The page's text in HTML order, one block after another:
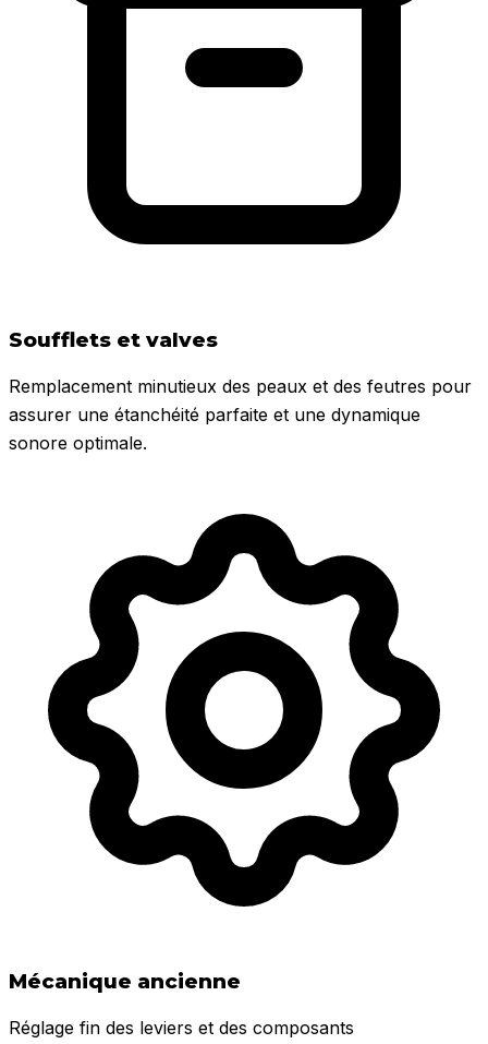
Soufflets et valves
Remplacement minutieux des peaux et des feutres pour
assurer une étanchéité parfaite et une dynamique
sonore optimale.
Mécanique ancienne
Réglage fin des leviers et des composants